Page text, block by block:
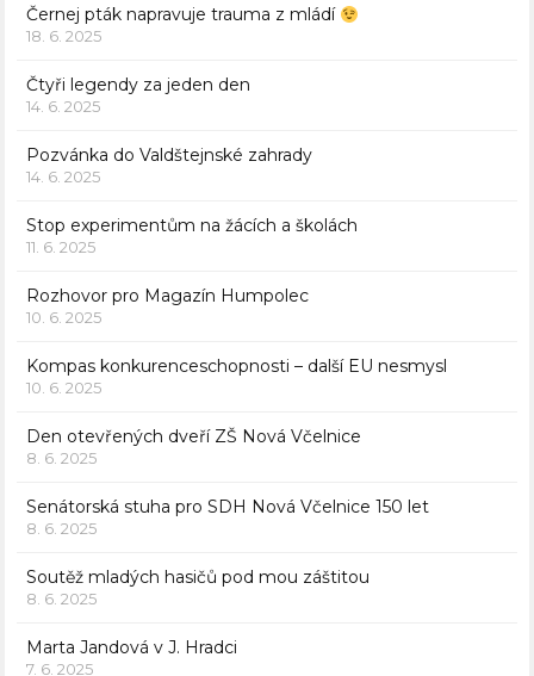
Černej pták napravuje trauma z mládí
18. 6. 2025
Čtyři legendy za jeden den
14. 6. 2025
Pozvánka do Valdštejnské zahrady
14. 6. 2025
Stop experimentům na žácích a školách
11. 6. 2025
Rozhovor pro Magazín Humpolec
10. 6. 2025
Kompas konkurenceschopnosti – další EU nesmysl
10. 6. 2025
Den otevřených dveří ZŠ Nová Včelnice
8. 6. 2025
Senátorská stuha pro SDH Nová Včelnice 150 let
8. 6. 2025
Soutěž mladých hasičů pod mou záštitou
8. 6. 2025
Marta Jandová v J. Hradci
7. 6. 2025